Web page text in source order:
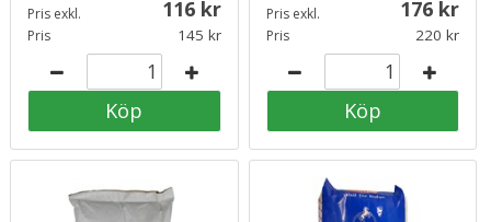
Pris exkl. 116
Pris 145
Köp
Pris exkl. 176
Pris 220
Köp